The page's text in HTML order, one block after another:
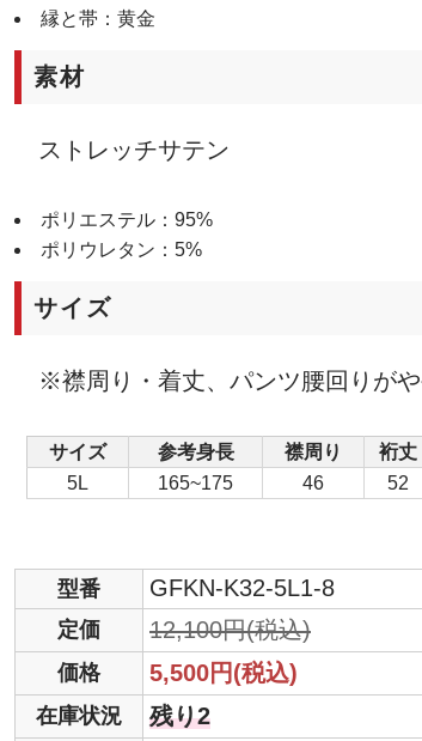
縁と帯：黄金
素材
ストレッチサテン
ポリエステル：95%
ポリウレタン：5%
サイズ
※襟周り・着丈、パンツ腰回りがや
サイズ 参考身長 襟周り 裄丈
5L
165~175 46 52
型番 GFKN-K32-5L1-8
定価 12,100円(税込)
価格 5,500円(税込)
在庫状況 残り2